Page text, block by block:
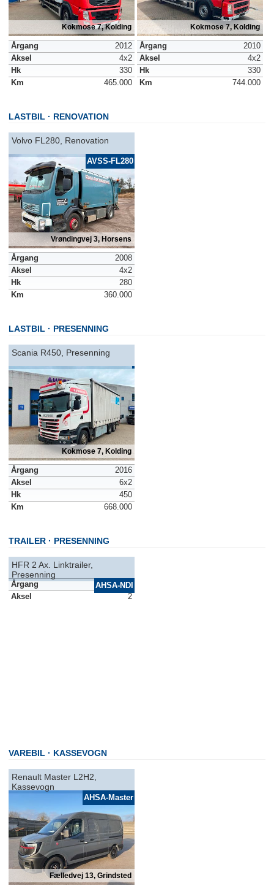
Kokmose 7, Kolding
Årgang
2012
Aksel
4x2
Hk
330
Km
465.000
Kokmose 7, Kolding
Årgang
2010
Aksel
4x2
Hk
330
Km
744.000
LASTBIL RENOVATION
Volvo FL280, Renovation
AVSS-FL280
Vrøndingvej 3, Horsens
Årgang
2008
Aksel
4x2
Hk
280
Km
360.000
LASTBIL PRESENNING
Scania R450, Presenning
Kokmose 7, Kolding
Årgang
2016
Aksel
6x2
Hk
450
Km
668.000
TRAILER PRESENNING
HFR 2 Ax. Linktrailer,
Presenning
AHSA-NDI
Årgang
2011
Aksel
2
VAREBIL KASSEVOGN
Renault Master L2H2,
Kassevogn
AHSA-Master
Fælledvej 13, Grindsted